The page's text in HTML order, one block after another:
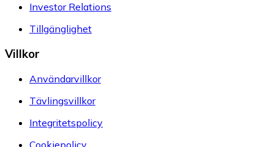
Investor Relations
Tillgänglighet
Villkor
Användarvillkor
Tävlingsvillkor
Integritetspolicy
Cookiepolicy